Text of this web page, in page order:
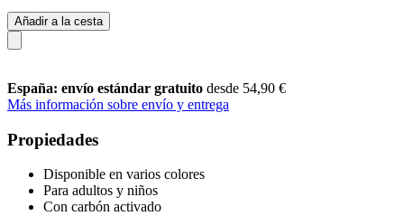
Añadir a la cesta
España: envío estándar gratuito desde 54,90 €
Más información sobre envío y entrega
Propiedades
Disponible en varios colores
Para adultos y niños
Con carbón activado